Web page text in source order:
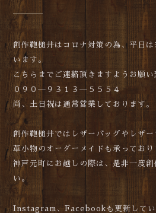
創作鞄槌井はコロナ対策の為、平日
います。
こちらまでご連絡頂きますようお願い
０９０―９３１３―５５５４
尚、土日祝は通常営業しております。
創作鞄槌井ではレザーバッグやレザー
革小物のオーダーメイドも承っており
神戸元町にお越しの際は、是非一度
い。
Instagram、Facebookも更新してい